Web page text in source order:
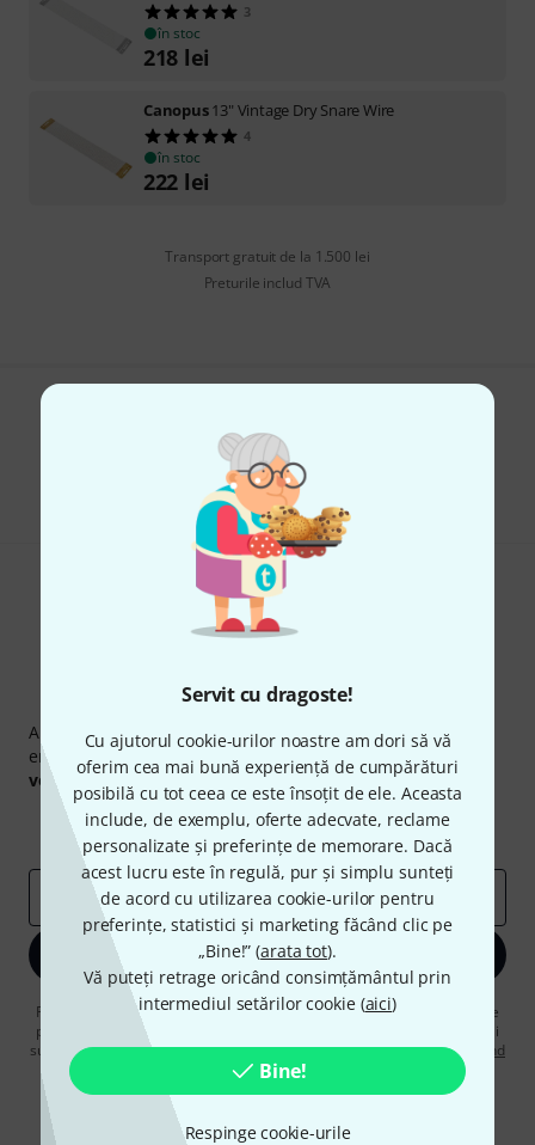
Servit cu dragoste!
Cu ajutorul cookie-urilor noastre am dori să vă
oferim cea mai bună experiență de cumpărături
posibilă cu tot ceea ce este însoțit de ele. Aceasta
include, de exemplu, oferte adecvate, reclame
personalizate și preferințe de memorare. Dacă
acest lucru este în regulă, pur și simplu sunteți
de acord cu utilizarea cookie-urilor pentru
preferințe, statistici și marketing făcând clic pe
„Bine!” (arata tot).
Vă puteți retrage oricând consimțământul prin
intermediul setărilor cookie (aici)
Bine!
Respinge cookie-urile
3
în stoc
218 lei
Canopus13" Vintage Dry Snare Wire
4
în stoc
222 lei
Transport gratuit de la 1.500 lei
Preturile includ TVA
Ajutor și feedback
Newsletter Thomann
Abonați-vă la buletinul informativ Thomann în limba
engleză și, cu puțin noroc, puteți câștiga unul dintre 50
vouchereleîn valoare de50 €fiecare!
Contribuții inspiraționale
Oferte
Perspectivele Thomann
adresă de email*
Înscrie-te acum
Făcând clic pe „Înscrie-te acum”, sunteți de acord să primiți publicitate
prin e-mail. Vă puteți dezabona în orice moment. Puteți găsi informații
suplimentare despre buletinul informativ înregulamentul nostru privind
protecția datelor